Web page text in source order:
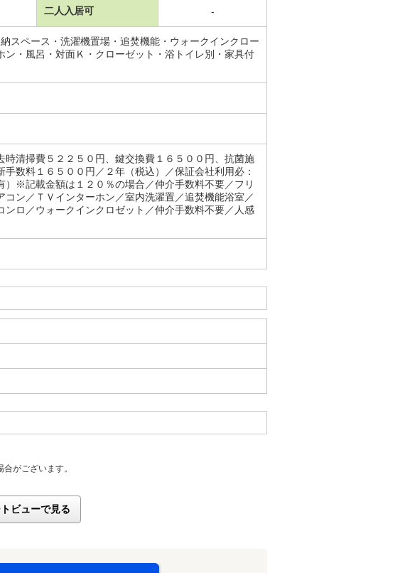
二人入居可 -
スペース・洗濯機置場・追焚機能・ウォークインクロー
・風呂・対面Ｋ・クローゼット・浴トイレ別・家具付
清掃費５２２５０円、鍵交換費１６５００円、抗菌施
数料１６５００円／２年（税込）／保証会社利用必：
※記載金額は１２０％の場合／仲介手数料不要／フリ
ン／ＴＶインターホン／室内洗濯置／追焚機能浴室／
ロ／ウォークインクロゼット／仲介手数料不要／人感
がございます。
ビューで見る